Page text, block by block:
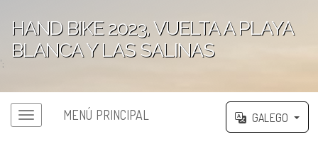
HAND BIKE 2023, VUELTA A PLAYA
BLANCA Y LAS SALINAS
';
MENÚ PRINCIPAL GALEGO